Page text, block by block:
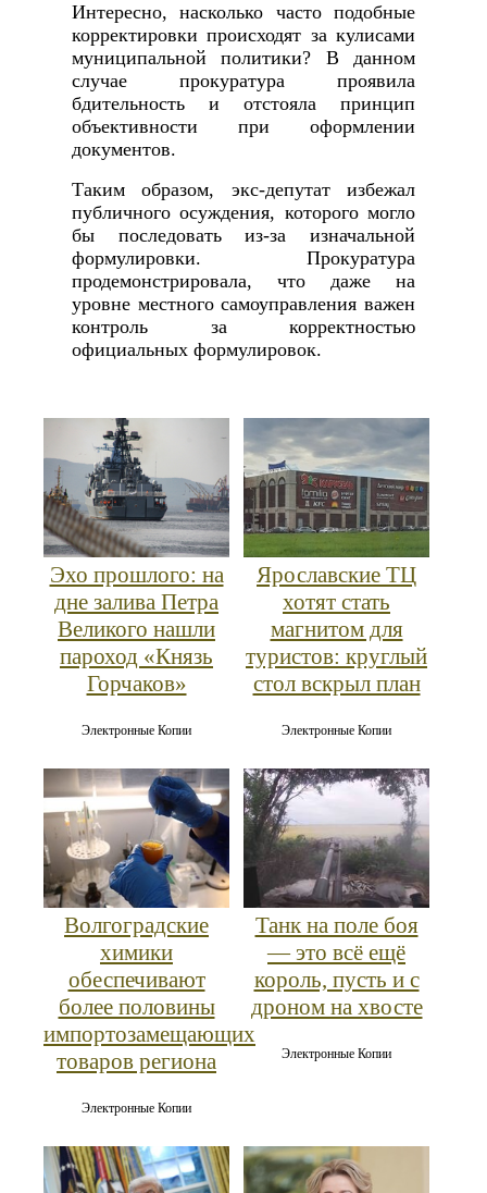
Интересно, насколько часто подобные
корректировки происходят за кулисами
муниципальной политики? В данном
случае прокуратура проявила
бдительность и отстояла принцип
объективности при оформлении
документов.
Таким образом, экс-депутат избежал
публичного осуждения, которого могло
бы последовать из-за изначальной
формулировки. Прокуратура
продемонстрировала, что даже на
уровне местного самоуправления важен
контроль за корректностью
официальных формулировок.
Эхо прошлого: на
дне залива Петра
Великого нашли
пароход «Князь
Горчаков»
Электронные Копии
Ярославские ТЦ
хотят стать
магнитом для
туристов: круглый
стол вскрыл план
Электронные Копии
Волгоградские
химики
обеспечивают
более половины
импортозамещающих
товаров региона
Электронные Копии
Танк на поле боя
— это всё ещё
король, пусть и с
дроном на хвосте
Электронные Копии